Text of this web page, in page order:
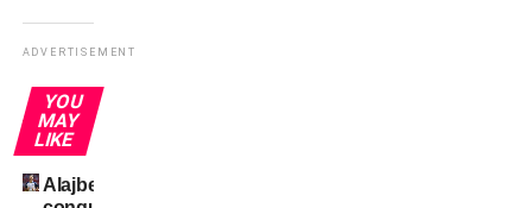
ADVERTISEMENT
YOU
MAY
LIKE
Alajbegovic